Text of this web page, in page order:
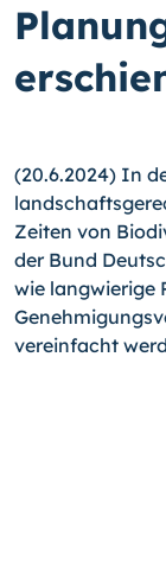
(20.6.2024) In
Zeiten von
der Bund
wie langwierige
vereinfacht